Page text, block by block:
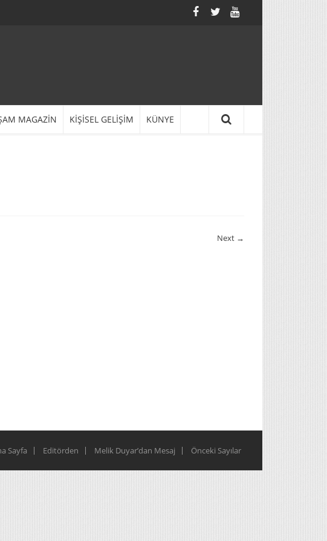
MAGAZİN KİŞİSEL GELİŞİM KÜNYE
Next →
Sayfa Editörden Melik Duyar’dan Mesaj Önceki Sayılar